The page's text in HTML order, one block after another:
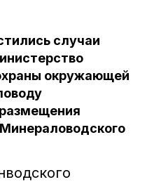
случаи
окружающей